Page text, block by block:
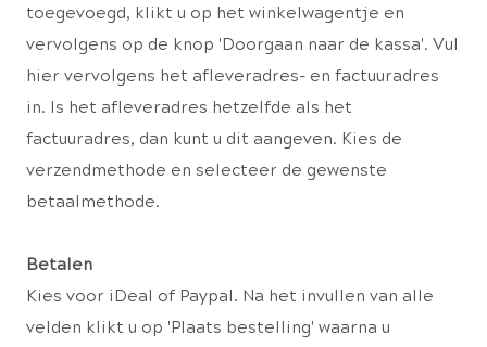
toegevoegd, klikt u op het winkelwagentje en
vervolgens op de knop 'Doorgaan naar de kassa'. Vul
hier vervolgens het afleveradres- en factuuradres
in. Is het afleveradres hetzelfde als het
factuuradres, dan kunt u dit aangeven. Kies de
verzendmethode en selecteer de gewenste
betaalmethode.
Betalen
Kies voor iDeal of Paypal. Na het invullen van alle
velden klikt u op 'Plaats bestelling' waarna u